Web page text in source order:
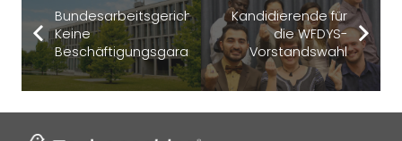
Bundesarbeitsgericht:
Keine
Beschäftigungsgarantie
Kandidierende für
die WFDYS-
Vorstandswahl